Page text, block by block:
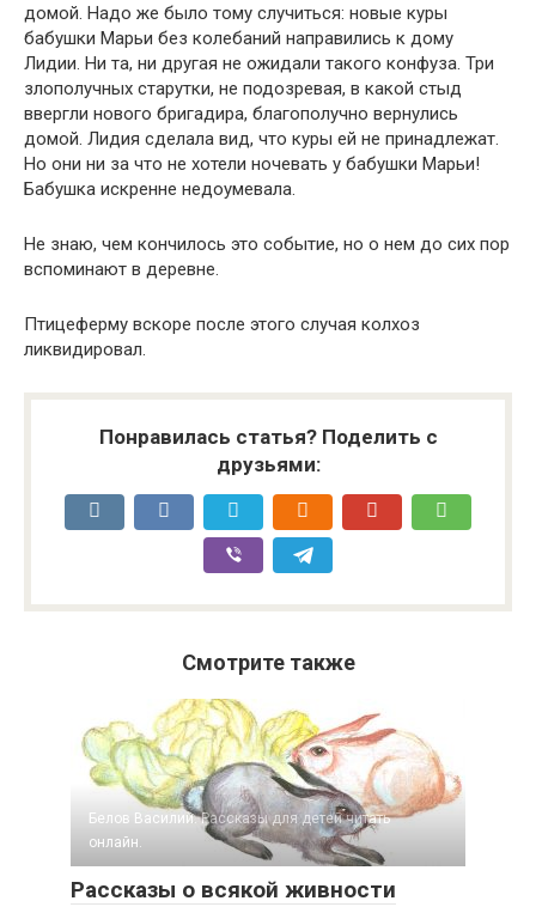
домой. Надо же было тому случиться: новые куры
бабушки Марьи без колебаний направились к дому
Лидии. Ни та, ни другая не ожидали такого конфуза. Три
злополучных старутки, не подозревая, в какой стыд
ввергли нового бригадира, благополучно вернулись
домой. Лидия сделала вид, что куры ей не принадлежат.
Но они ни за что не хотели ночевать у бабушки Марьи!
Бабушка искренне недоумевала.
Не знаю, чем кончилось это событие, но о нем до сих пор
вспоминают в деревне.
Птицеферму вскоре после этого случая колхоз
ликвидировал.
Понравилась статья? Поделить с
друзьями:
Смотрите также
Белов Василий. Рассказы для детей читать
онлайн.
Рассказы о всякой живности